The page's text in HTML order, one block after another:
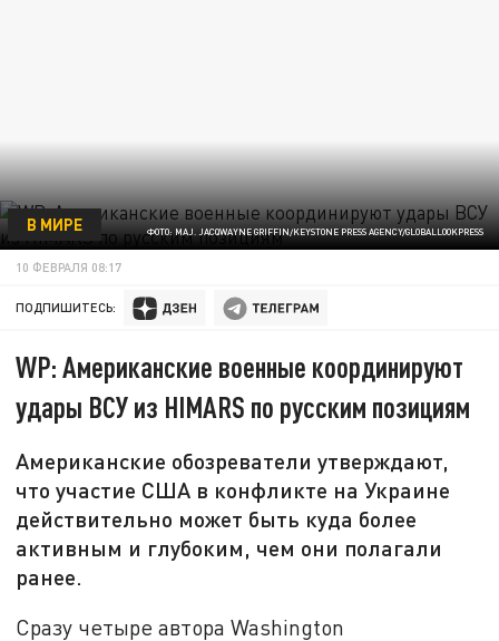
ФОТО: MAJ. JACQWAYNE GRIFFIN/KEYSTONE PRESS AGENCY/GLOBALLOOKPRESS
В МИРЕ
10 ФЕВРАЛЯ 08:17
ПОДПИШИТЕСЬ:
WP: Американские военные координируют
удары ВСУ из HIMARS по русским позициям
Американские обозреватели утверждают,
что участие США в конфликте на Украине
действительно может быть куда более
активным и глубоким, чем они полагали
ранее.
Сразу четыре автора Washington